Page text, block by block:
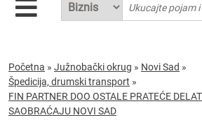
Početna » Južnobački okrug » Novi Sad »
Špedicija, drumski transport »
FIN PARTNER DOO OSTALE PRATEĆE
SAOBRAĆAJU NOVI SAD